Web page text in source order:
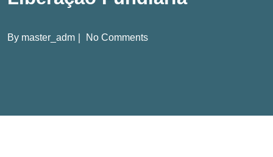
By master_adm No Comments